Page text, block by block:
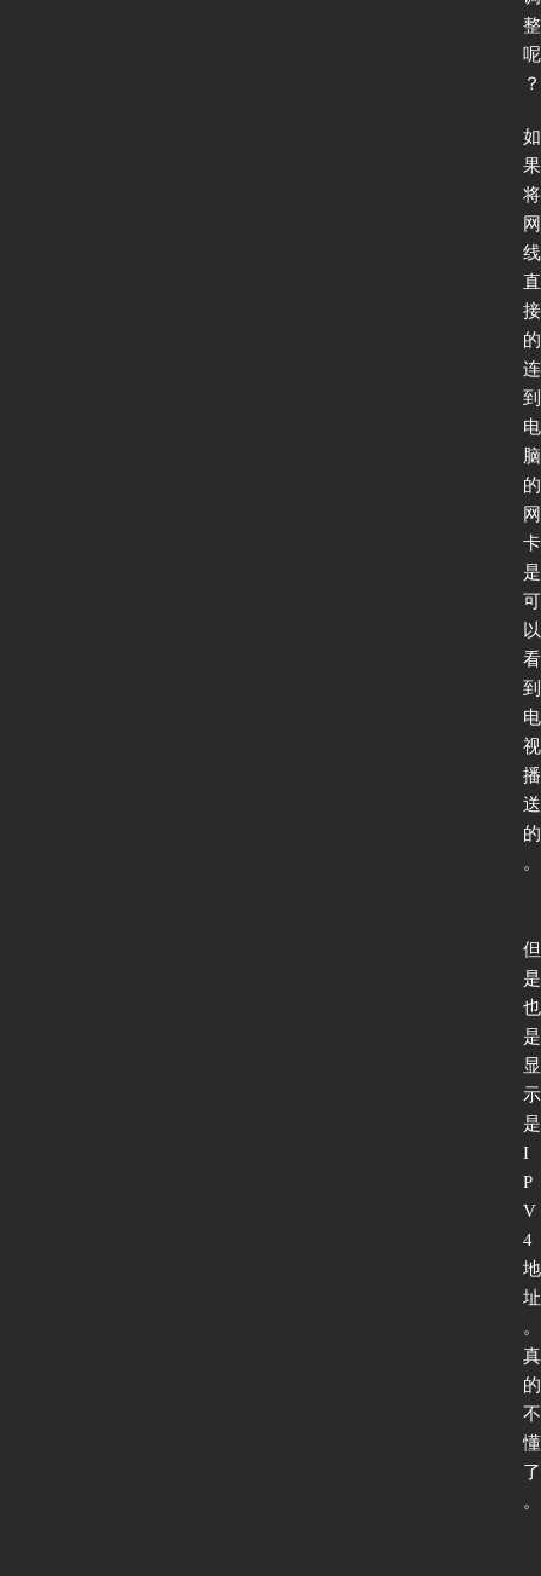
整
呢
？
如
果
将
网
线
直
接
的
连
到
电
脑
的
网
卡
是
可
以
看
到
电
视
播
送
的
。
但
是
也
是
显
示
是
I
P
V
4
地
址
。
真
的
不
懂
了
。